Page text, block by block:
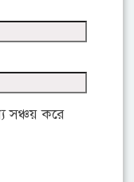
সঞ্চয় করে